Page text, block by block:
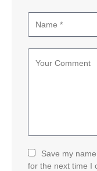
Save my
for the next time I